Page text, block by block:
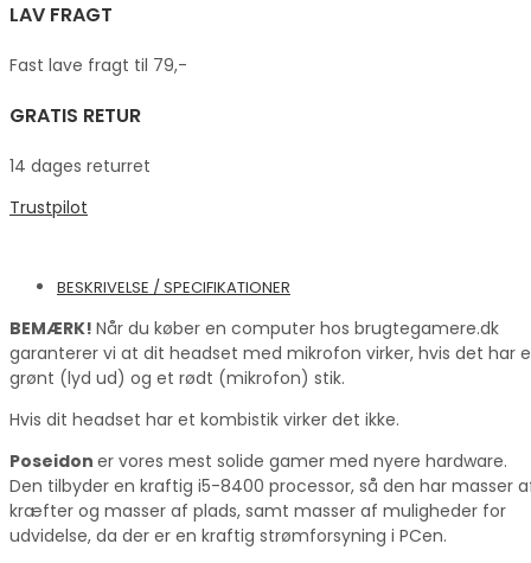
LAV FRAGT
Fast lave fragt til 79,-
GRATIS RETUR
14 dages returret
Trustpilot
BESKRIVELSE / SPECIFIKATIONER
BEMÆRK! Når du køber en computer hos brugtegamere.dk
garanterer vi at dit headset med mikrofon virker, hvis det har
grønt (lyd ud) og et rødt (mikrofon) stik.
Hvis dit headset har et kombistik virker det ikke.
Poseidon er vores mest solide gamer med nyere hardware.
Den tilbyder en kraftig i5-8400 processor, så den har masser
kræfter og masser af plads, samt masser af muligheder for
udvidelse, da der er en kraftig strømforsyning i PCen.